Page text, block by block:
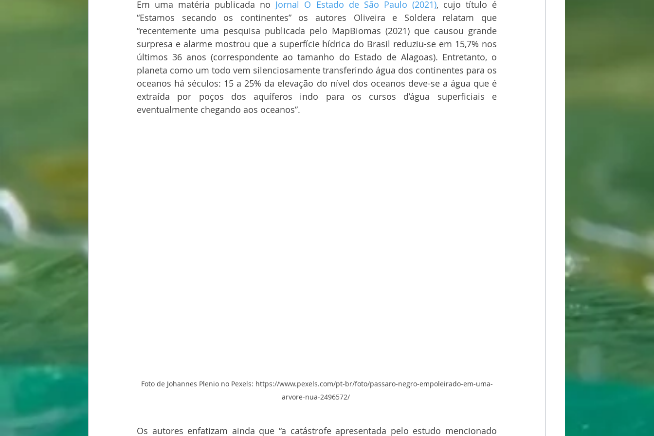
Em uma matéria publicada no Jornal O Estado de São Paulo (2021), cujo título é
“Estamos secando os continentes” os autores Oliveira e Soldera relatam que
“recentemente uma pesquisa publicada pelo MapBiomas (2021) que causou grande
surpresa e alarme mostrou que a superfície hídrica do Brasil reduziu-se em 15,7% nos
últimos 36 anos (correspondente ao tamanho do Estado de Alagoas). Entretanto, o
planeta como um todo vem silenciosamente transferindo água dos continentes para os
oceanos há séculos: 15 a 25% da elevação do nível dos oceanos deve-se a água que é
extraída por poços dos aquíferos indo para os cursos d’água superficiais e
eventualmente chegando aos oceanos”.
Foto de Johannes Plenio no Pexels: https://www.pexels.com/pt-br/foto/passaro-negro-empoleirado-em-uma-
arvore-nua-2496572/
Os autores enfatizam ainda que “a catástrofe apresentada pelo estudo mencionado